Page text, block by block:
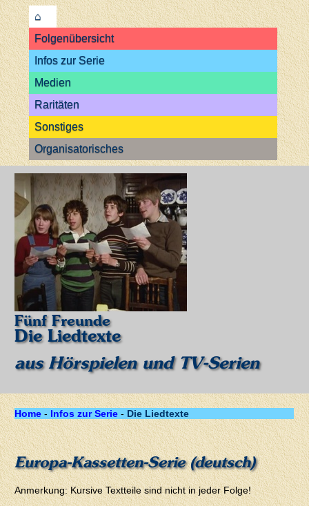
⌂
Folgenübersicht
Infos zur Serie
Medien
Raritäten
Sonstiges
Organisatorisches
Fünf Freunde
Die Liedtexte
aus Hörspielen und TV-Serien
Home - Infos zur Serie - Die Liedtexte
Europa-Kassetten-Serie (deutsch)
Anmerkung: Kursive Textteile sind nicht in jeder Folge!